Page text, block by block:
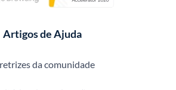
Artigos de Ajuda
da comunidade